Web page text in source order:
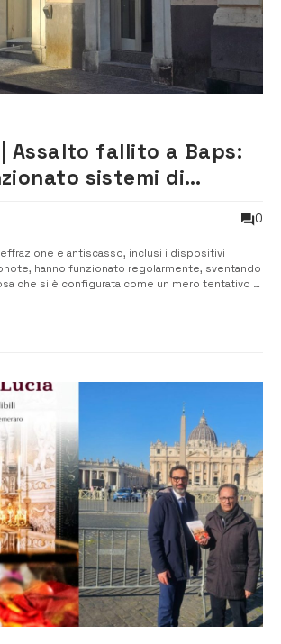
Assalto fallito a Baps:
sistemi di
0
e antiscasso, inclusi i dispositivi
hanno funzionato regolarmente, sventando
che si è configurata come un mero tentativo di
accaduto la notte scorsa ai danni de...